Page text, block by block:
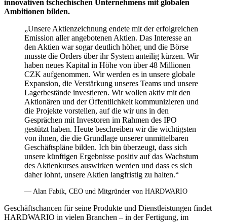
innovativen tschechischen Unternehmens mit globalen
Ambitionen bilden.
„Unsere Aktienzeichnung endete mit der erfolgreichen
Emission aller angebotenen Aktien. Das Interesse an
den Aktien war sogar deutlich höher, und die Börse
musste die Orders über ihr System anteilig kürzen. Wir
haben neues Kapital in Höhe von über 48 Millionen
CZK aufgenommen. Wir werden es in unsere globale
Expansion, die Verstärkung unseres Teams und unsere
Lagerbestände investieren. Wir wollen aktiv mit den
Aktionären und der Öffentlichkeit kommunizieren und
die Projekte vorstellen, auf die wir uns in den
Gesprächen mit Investoren im Rahmen des IPO
gestützt haben. Heute beschreiben wir die wichtigsten
von ihnen, die die Grundlage unserer unmittelbaren
Geschäftspläne bilden. Ich bin überzeugt, dass sich
unsere künftigen Ergebnisse positiv auf das Wachstum
des Aktienkurses auswirken werden und dass es sich
daher lohnt, unsere Aktien langfristig zu halten.“
— Alan Fabik, CEO und Mitgründer von HARDWARIO
Geschäftschancen für seine Produkte und Dienstleistungen findet
HARDWARIO in vielen Branchen – in der Fertigung, im